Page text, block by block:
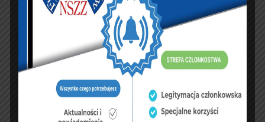
sierpień 2026
Ś C P
1
4 5 7 8 9